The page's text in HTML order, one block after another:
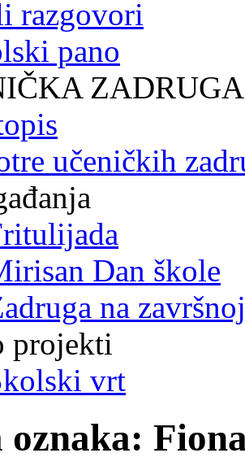
razgovori
pano
ZADRUGA
učeničkih
Dan škole
na
projekti
vrt